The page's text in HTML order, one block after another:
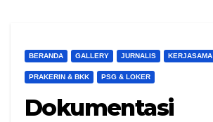
BERANDA GALLERY JURNALIS KERJASAMA
PRAKERIN & BKK PSG & LOKER
Dokumentasi